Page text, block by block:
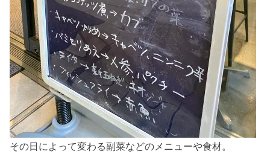
その日によって変わる副菜などのメニューや食材。